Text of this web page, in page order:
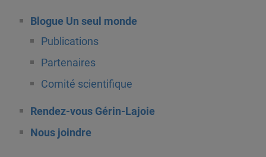
Blogue Un seul monde
Publications
Partenaires
Comité scientifique
Rendez-vous Gérin-Lajoie
Nous joindre